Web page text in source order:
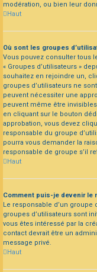
modération, ou bien leur
Haut
Où sont les groupes
Vous pouvez consulter tous
« Groupes d’utilisateurs »
souhaitez en rejoindre un,
groupes d’utilisateurs ne
peuvent nécessiter une
peuvent même être
en cliquant sur le bouton
approbation, vous devez
responsable du groupe
pourra vous demander la
responsable de groupe s’il
Haut
Comment puis-je devenir le
Le responsable d’un groupe
groupes d’utilisateurs sont
vous êtes intéressé par la
contact devrait être un
message privé.
Haut